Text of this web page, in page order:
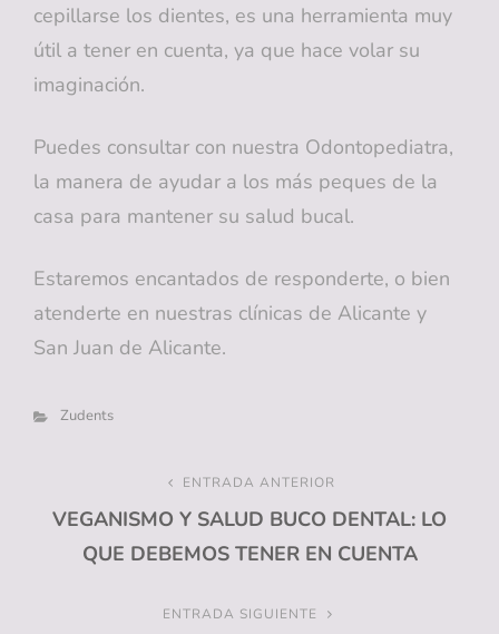
cepillarse los dientes, es una herramienta muy
útil a tener en cuenta, ya que hace volar su
imaginación.
Puedes consultar con nuestra Odontopediatra,
la manera de ayudar a los más peques de la
casa para mantener su salud bucal.
Estaremos encantados de responderte, o bien
atenderte en nuestras clínicas de Alicante y
San Juan de Alicante.
Categorías
Zudents
Navegación
entradas
Entrada
anterior
ENTRADA ANTERIOR
VEGANISMO Y SALUD BUCO DENTAL: LO
QUE DEBEMOS TENER EN CUENTA
Entrada
ENTRADA SIGUIENTE